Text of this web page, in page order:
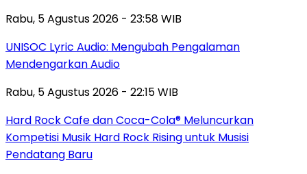
Rabu, 5 Agustus 2026 - 23:58 WIB
UNISOC Lyric Audio: Mengubah Pengalaman
Mendengarkan Audio
Rabu, 5 Agustus 2026 - 22:15 WIB
Hard Rock Cafe dan Coca-Cola® Meluncurkan
Kompetisi Musik Hard Rock Rising untuk Musisi
Pendatang Baru